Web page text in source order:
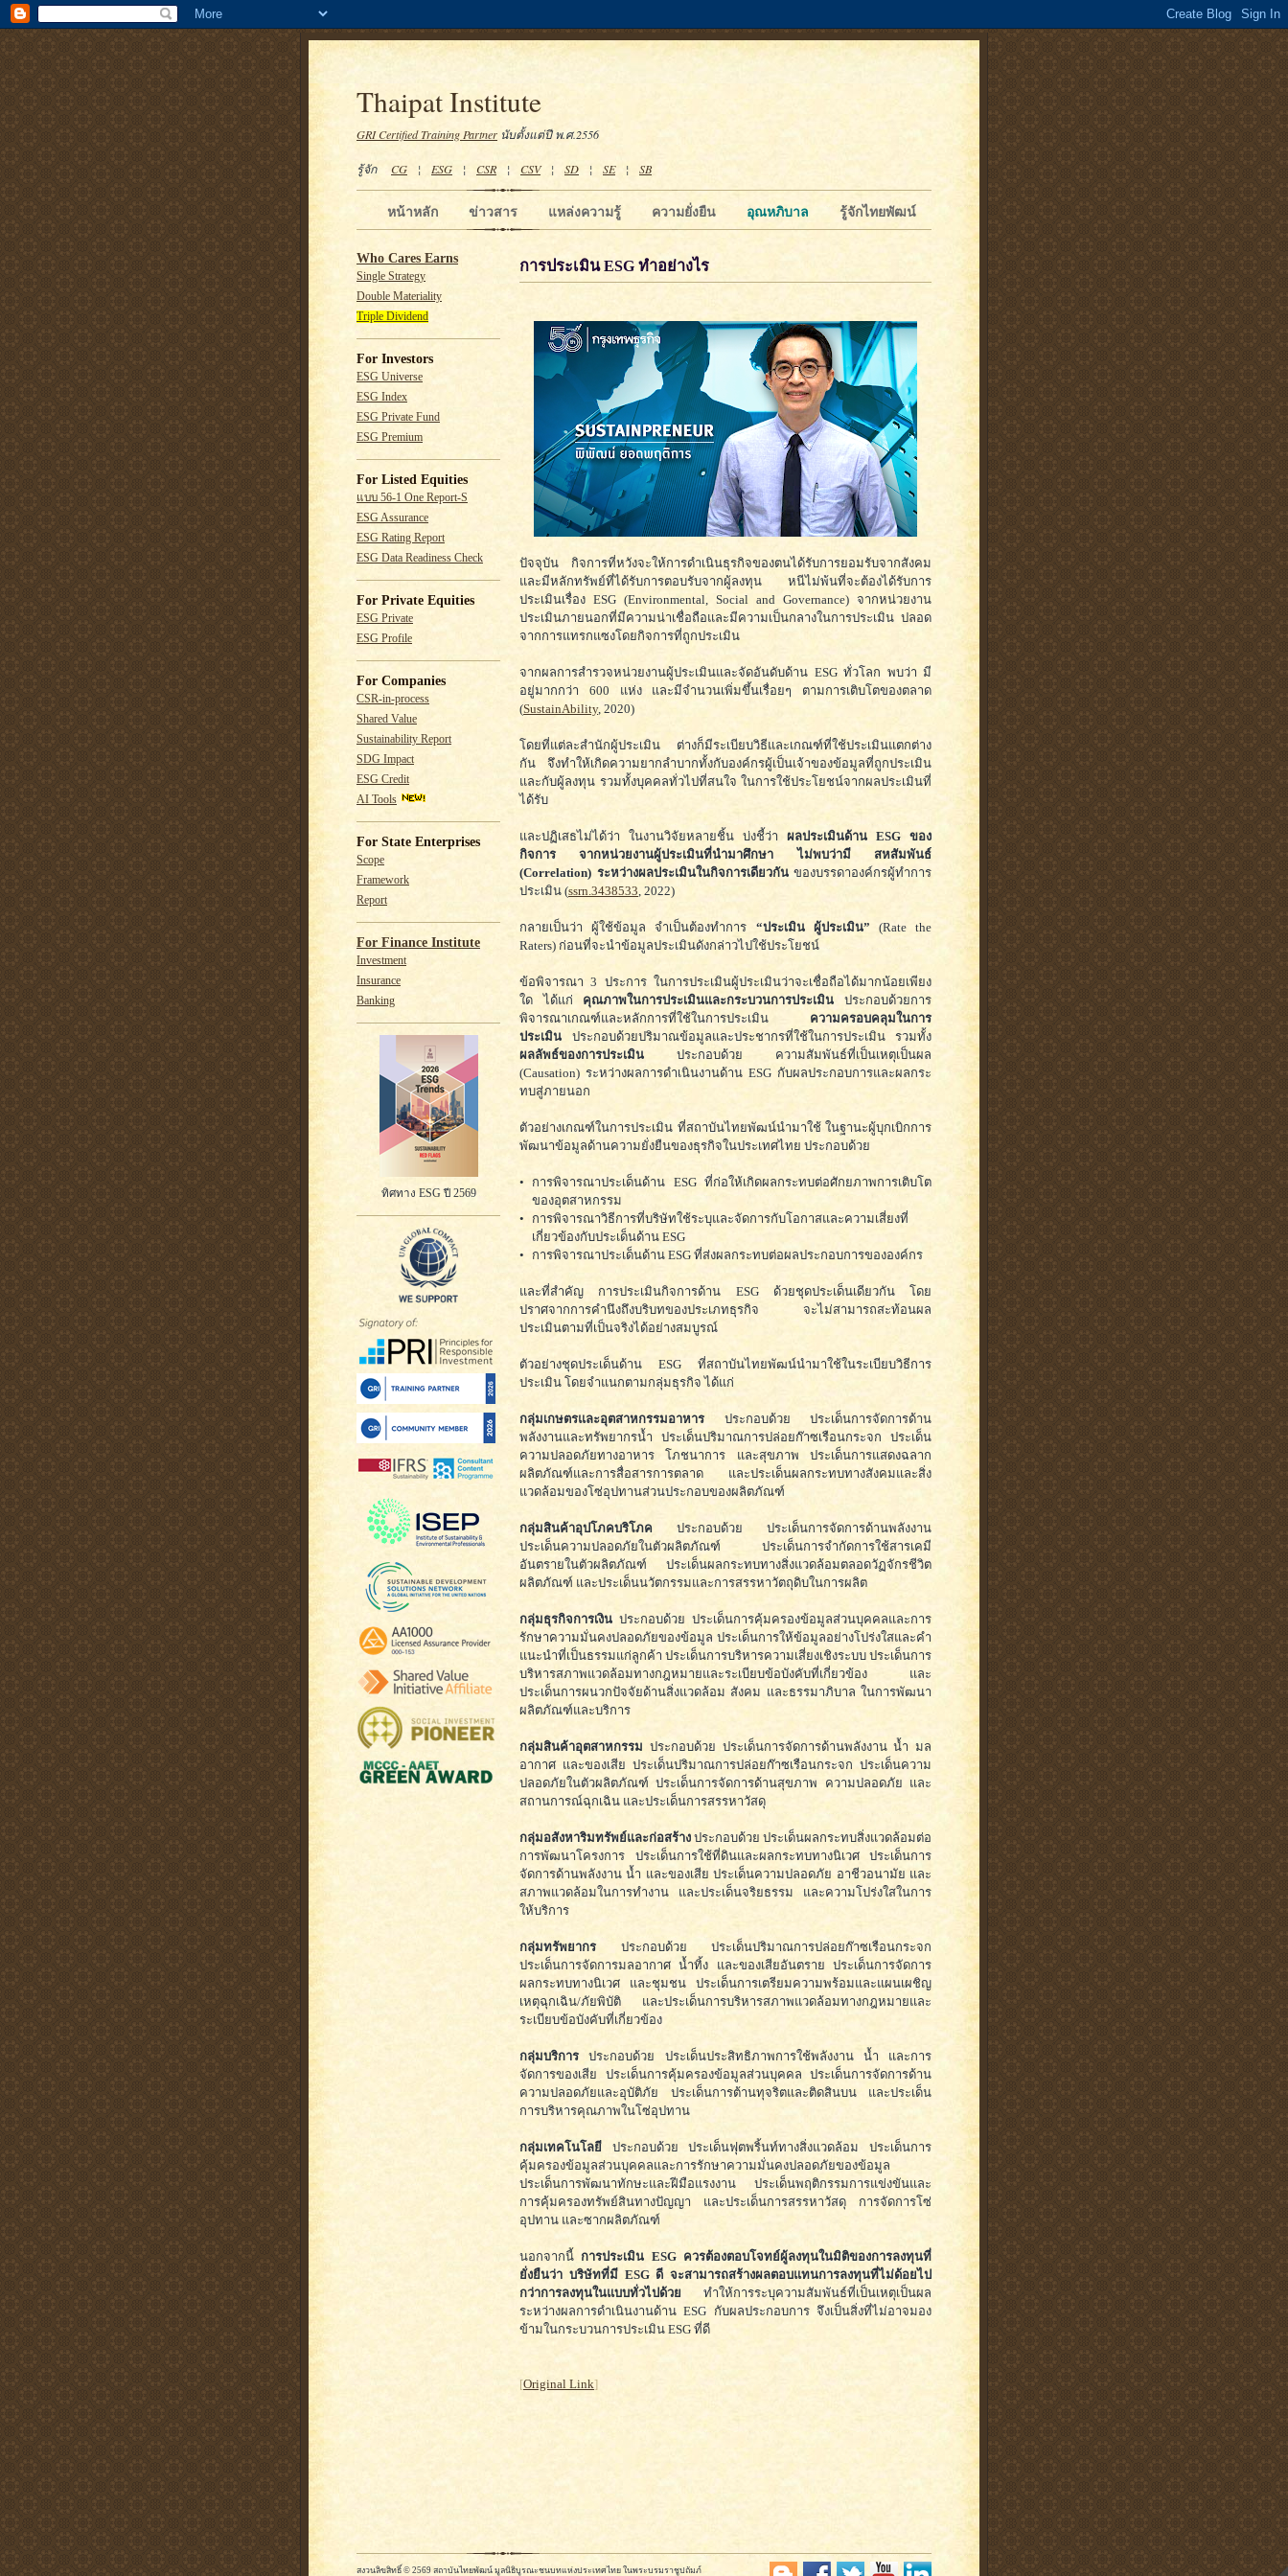
Thaipat Institute
GRI Certified Training Partner นับตั้งแต่ปี พ.ศ.2556
รู้จัก CG ¦ ESG ¦ CSR¦ CSV¦ SD ¦ SE¦ SB
รู้จักไทยพัฒน์
อุณหภิบาล
ความยั่งยืน
แหล่งความรู้
ข่าวสาร
หน้าหลัก
Who Cares Earns
Single Strategy
Double Materiality
Triple Dividend
For Investors
ESG Universe
ESG Index
ESG Private Fund
ESG Premium
For Listed Equities
แบบ 56-1 One Report-S
ESG Assurance
ESG Rating Report
ESG Data Readiness Check
For Private Equities
ESG Private
ESG Profile
For Companies
CSR-in-process
Shared Value
Sustainability Report
SDG Impact
ESG Credit
AI Tools
For State Enterprises
Scope
Framework
Report
For Finance Institute
Investment
Insurance
Banking
ทิศทาง ESG ปี 2569
การประเมิน ESG ทำอย่างไร
ปัจจุบัน กิจการที่หวังจะให้การดำเนินธุรกิจของตนได้รับการยอมรับจากสังคม
และมีหลักทรัพย์ที่ได้รับการตอบรับจากผู้ลงทุน หนีไม่พ้นที่จะต้องได้รับการ
ประเมินเรื่อง ESG (Environmental, Social and Governance) จากหน่วยงาน
ประเมินภายนอกที่มีความน่าเชื่อถือและมีความเป็นกลางในการประเมิน ปลอด
จากการแทรกแซงโดยกิจการที่ถูกประเมิน
จากผลการสำรวจหน่วยงานผู้ประเมินและจัดอันดับด้าน ESG ทั่วโลก พบว่า มี
อยู่มากกว่า 600 แห่ง และมีจำนวนเพิ่มขึ้นเรื่อยๆ ตามการเติบโตของตลาด
(SustainAbility, 2020)
โดยที่แต่ละสำนักผู้ประเมิน ต่างก็มีระเบียบวิธีและเกณฑ์ที่ใช้ประเมินแตกต่าง
กัน จึงทำให้เกิดความยากลำบากทั้งกับองค์กรผู้เป็นเจ้าของข้อมูลที่ถูกประเมิน
และกับผู้ลงทุน รวมทั้งบุคคลทั่วไปที่สนใจ ในการใช้ประโยชน์จากผลประเมินที่
ได้รับ
และปฏิเสธไม่ได้ว่า ในงานวิจัยหลายชิ้น บ่งชี้ว่า ผลประเมินด้าน ESG ของ
กิจการ จากหน่วยงานผู้ประเมินที่นำมาศึกษา ไม่พบว่ามี สหสัมพันธ์
(Correlation) ระหว่างผลประเมินในกิจการเดียวกันของบรรดาองค์กรผู้ทำการ
ประเมิน (ssrn.3438533 , 2022)
กลายเป็นว่า ผู้ใช้ข้อมูล จำเป็นต้องทำการ “ประเมิน ผู้ประเมิน” (Rate the
Raters) ก่อนที่จะนำข้อมูลประเมินดังกล่าวไปใช้ประโยชน์
ข้อพิจารณา 3 ประการ ในการประเมินผู้ประเมินว่าจะเชื่อถือได้มากน้อยเพียง
ใด ได้แก่ คุณภาพในการประเมินและกระบวนการประเมิน ประกอบด้วยการ
พิจารณาเกณฑ์และหลักการที่ใช้ในการประเมิน ความครอบคลุมในการ
ประเมิน ประกอบด้วยปริมาณข้อมูลและประชากรที่ใช้ในการประเมิน รวมทั้ง
ผลลัพธ์ของการประเมิน ประกอบด้วย ความสัมพันธ์ที่เป็นเหตุเป็นผล
(Causation) ระหว่างผลการดำเนินงานด้าน ESG กับผลประกอบการและผลกระ
ทบสู่ภายนอก
ตัวอย่างเกณฑ์ในการประเมิน ที่สถาบันไทยพัฒน์นำมาใช้ ในฐานะผู้บุกเบิกการ
พัฒนาข้อมูลด้านความยั่งยืนของธุรกิจในประเทศไทย ประกอบด้วย
•
การพิจารณาประเด็นด้าน ESG ที่ก่อให้เกิดผลกระทบต่อศักยภาพการเติบโต
ของอุตสาหกรรม
•
การพิจารณาวิธีการที่บริษัทใช้ระบุและจัดการกับโอกาสและความเสี่ยงที่
เกี่ยวข้องกับประเด็นด้าน ESG
•
การพิจารณาประเด็นด้าน ESG ที่ส่งผลกระทบต่อผลประกอบการขององค์กร
และที่สำคัญ การประเมินกิจการด้าน ESG ด้วยชุดประเด็นเดียวกัน โดย
ปราศจากการคำนึงถึงบริบทของประเภทธุรกิจ จะไม่สามารถสะท้อนผล
ประเมินตามที่เป็นจริงได้อย่างสมบูรณ์
ตัวอย่างชุดประเด็นด้าน ESG ที่สถาบันไทยพัฒน์นำมาใช้ในระเบียบวิธีการ
ประเมิน โดยจำแนกตามกลุ่มธุรกิจ ได้แก่
กลุ่มเกษตรและอุตสาหกรรมอาหารประกอบด้วย ประเด็นการจัดการด้าน
พลังงานและทรัพยากรน้ำ ประเด็นปริมาณการปล่อยก๊าซเรือนกระจก ประเด็น
ความปลอดภัยทางอาหาร โภชนาการ และสุขภาพ ประเด็นการแสดงฉลาก
ผลิตภัณฑ์และการสื่อสารการตลาด และประเด็นผลกระทบทางสังคมและสิ่ง
แวดล้อมของโซ่อุปทานส่วนประกอบของผลิตภัณฑ์
กลุ่มสินค้าอุปโภคบริโภค ประกอบด้วย ประเด็นการจัดการด้านพลังงาน
ประเด็นความปลอดภัยในตัวผลิตภัณฑ์ ประเด็นการจำกัดการใช้สารเคมี
อันตรายในตัวผลิตภัณฑ์ ประเด็นผลกระทบทางสิ่งแวดล้อมตลอดวัฏจักรชีวิต
ผลิตภัณฑ์ และประเด็นนวัตกรรมและการสรรหาวัตถุดิบในการผลิต
กลุ่มธุรกิจการเงิน ประกอบด้วย ประเด็นการคุ้มครองข้อมูลส่วนบุคคลและการ
รักษาความมั่นคงปลอดภัยของข้อมูล ประเด็นการให้ข้อมูลอย่างโปร่งใสและคำ
แนะนำที่เป็นธรรมแก่ลูกค้า ประเด็นการบริหารความเสี่ยงเชิงระบบ ประเด็นการ
บริหารสภาพแวดล้อมทางกฎหมายและระเบียบข้อบังคับที่เกี่ยวข้อง และ
ประเด็นการผนวกปัจจัยด้านสิ่งแวดล้อม สังคม และธรรมาภิบาล ในการพัฒนา
ผลิตภัณฑ์และบริการ
กลุ่มสินค้าอุตสาหกรรม ประกอบด้วย ประเด็นการจัดการด้านพลังงาน น้ำ มล
อากาศ และของเสีย ประเด็นปริมาณการปล่อยก๊าซเรือนกระจก ประเด็นความ
ปลอดภัยในตัวผลิตภัณฑ์ ประเด็นการจัดการด้านสุขภาพ ความปลอดภัย และ
สถานการณ์ฉุกเฉิน และประเด็นการสรรหาวัสดุ
กลุ่มอสังหาริมทรัพย์และก่อสร้าง ประกอบด้วย ประเด็นผลกระทบสิ่งแวดล้อมต่อ
การพัฒนาโครงการ ประเด็นการใช้ที่ดินและผลกระทบทางนิเวศ ประเด็นการ
จัดการด้านพลังงาน น้ำ และของเสีย ประเด็นความปลอดภัย อาชีวอนามัย และ
สภาพแวดล้อมในการทำงาน และประเด็นจริยธรรม และความโปร่งใสในการ
ให้บริการ
กลุ่มทรัพยากร ประกอบด้วย ประเด็นปริมาณการปล่อยก๊าซเรือนกระจก
ประเด็นการจัดการมลอากาศ น้ำทิ้ง และของเสียอันตราย ประเด็นการจัดการ
ผลกระทบทางนิเวศ และชุมชน ประเด็นการเตรียมความพร้อมและแผนเผชิญ
เหตุฉุกเฉิน/ภัยพิบัติ และประเด็นการบริหารสภาพแวดล้อมทางกฎหมายและ
ระเบียบข้อบังคับที่เกี่ยวข้อง
กลุ่มบริการ ประกอบด้วย ประเด็นประสิทธิภาพการใช้พลังงาน น้ำ และการ
จัดการของเสีย ประเด็นการคุ้มครองข้อมูลส่วนบุคคล ประเด็นการจัดการด้าน
ความปลอดภัยและอุบัติภัย ประเด็นการต้านทุจริตและติดสินบน และประเด็น
การบริหารคุณภาพในโซ่อุปทาน
กลุ่มเทคโนโลยี ประกอบด้วย ประเด็นฟุตพริ้นท์ทางสิ่งแวดล้อม ประเด็นการ
คุ้มครองข้อมูลส่วนบุคคลและการรักษาความมั่นคงปลอดภัยของข้อมูล
ประเด็นการพัฒนาทักษะและฝีมือแรงงาน ประเด็นพฤติกรรมการแข่งขันและ
การคุ้มครองทรัพย์สินทางปัญญา และประเด็นการสรรหาวัสดุ การจัดการโซ่
อุปทาน และซากผลิตภัณฑ์
นอกจากนี้การประเมิน ESG ควรต้องตอบโจทย์ผู้ลงทุนในมิติของการลงทุนที่
ยั่งยืนว่า บริษัทที่มี ESG ดี จะสามารถสร้างผลตอบแทนการลงทุนที่ไม่ด้อยไป
กว่าการลงทุนในแบบทั่วไปด้วย ทำให้การระบุความสัมพันธ์ที่เป็นเหตุเป็นผล
ระหว่างผลการดำเนินงานด้าน ESG กับผลประกอบการ จึงเป็นสิ่งที่ไม่อาจมอง
ข้ามในกระบวนการประเมิน ESG ที่ดี
[Original Link]
สงวนลิขสิทธิ์ © 2569 สถาบันไทยพัฒน์ มูลนิธิบูรณะชนบทแห่งประเทศไทย ในพระบรมราชูปถัมภ์